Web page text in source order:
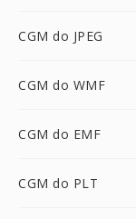
CGM do JPEG
CGM do WMF
CGM do EMF
CGM do PLT